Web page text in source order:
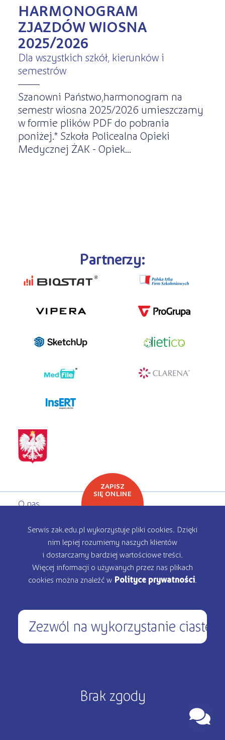
HARMONOGRAM
ZJAZDÓW WIOSNA
2025/2026
Dla wszystkich szkół, kierunków i
semestrów
Szanowni Państwo,harmonogram na
semestr wiosna 2025/2026 umieszczamy
w formie plików PDF do pobrania
poniżej.* Szkoła Policealna Opieki
Medycznej ŻAK - Opiek...
Partnerzy:
programy dla firm
O nas
Oferta edukacyjna
Rekrutacja
Kontakt
ZAPISZ
SIĘ ONLINE
Serwis zak.edu.pl wykorzystuje pliki cookies. Dzięki
nim lepiej rozumiemy naszych klientów
i dostarczamy bardziej wartościowe treści.
Więcej informacji o używanych przez nas plikach
cookies można znaleźć w Polityce prywatności
Zezwól na wykorzystanie
Brak zgody